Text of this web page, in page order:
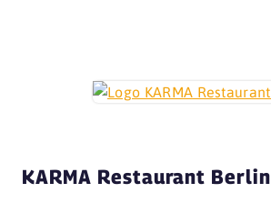
KARMA Restaurant Berlin